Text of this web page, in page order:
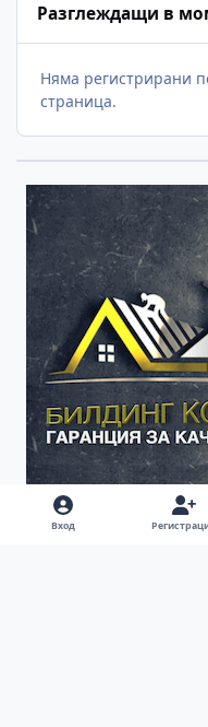
Разглеждащи в
Няма регистрирани
страница.
Вход